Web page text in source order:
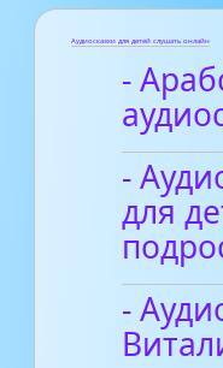
Аудиосказки для детей слушать онлайн
-
-
для
-